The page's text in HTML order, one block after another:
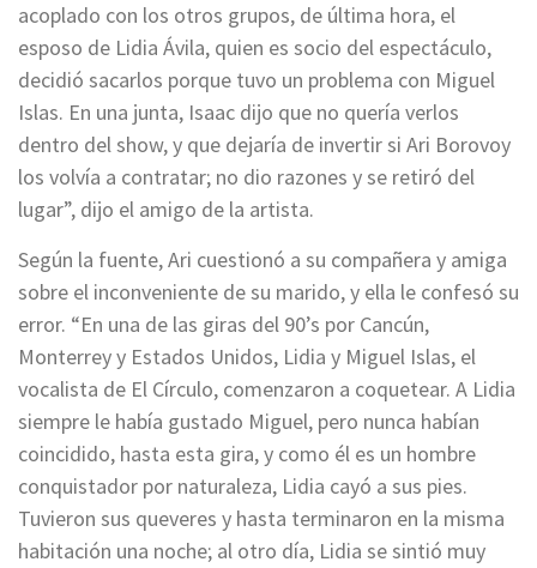
acoplado con los otros grupos, de última hora, el
esposo de Lidia Ávila, quien es socio del espectáculo,
decidió sacarlos porque tuvo un problema con Miguel
Islas. En una junta, Isaac dijo que no quería verlos
dentro del show, y que dejaría de invertir si Ari Borovoy
los volvía a contratar; no dio razones y se retiró del
lugar”, dijo el amigo de la artista.
Según la fuente, Ari cuestionó a su compañera y amiga
sobre el inconveniente de su marido, y ella le confesó su
error. “En una de las giras del 90’s por Cancún,
Monterrey y Estados Unidos, Lidia y Miguel Islas, el
vocalista de El Círculo, comenzaron a coquetear. A Lidia
siempre le había gustado Miguel, pero nunca habían
coincidido, hasta esta gira, y como él es un hombre
conquistador por naturaleza, Lidia cayó a sus pies.
Tuvieron sus queveres y hasta terminaron en la misma
habitación una noche; al otro día, Lidia se sintió muy